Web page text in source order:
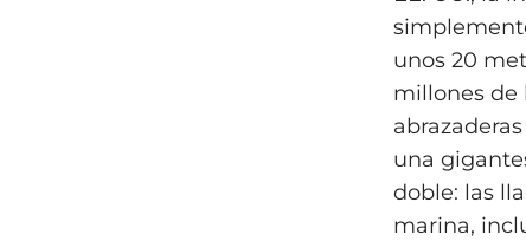
unos 20
millones de
una
doble: las
marina,